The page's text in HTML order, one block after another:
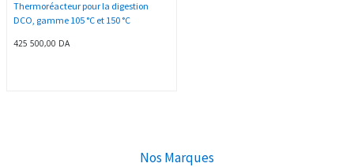
Thermoréacteur pour la digestion
DCO, gamme 105 °C et 150 °C
425 500,00 DA
Nos Marques